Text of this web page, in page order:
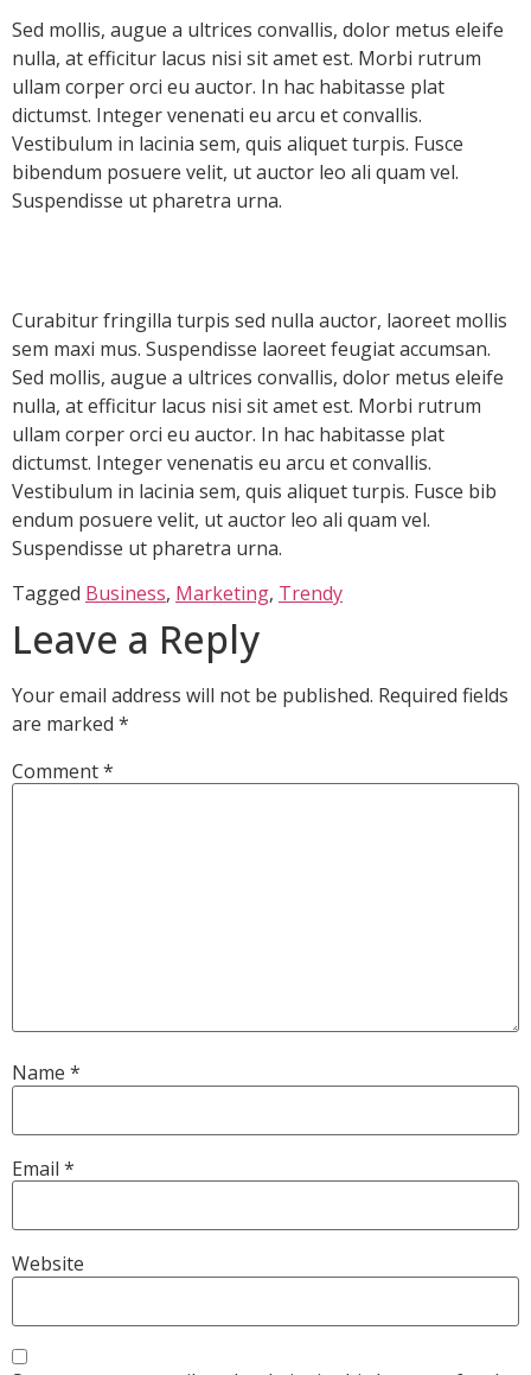
Sed mollis, augue a ultrices convallis, dolor metus eleife
nulla, at efficitur lacus nisi sit amet est. Morbi rutrum
ullam corper orci eu auctor. In hac habitasse plat
dictumst. Integer venenati eu arcu et convallis.
Vestibulum in lacinia sem, quis aliquet turpis. Fusce
bibendum posuere velit, ut auctor leo ali quam vel.
Suspendisse ut pharetra urna.
Curabitur fringilla turpis sed nulla auctor, laoreet mollis
sem maxi mus. Suspendisse laoreet feugiat accumsan.
Sed mollis, augue a ultrices convallis, dolor metus eleife
nulla, at efficitur lacus nisi sit amet est. Morbi rutrum
ullam corper orci eu auctor. In hac habitasse plat
dictumst. Integer venenatis eu arcu et convallis.
Vestibulum in lacinia sem, quis aliquet turpis. Fusce bib
endum posuere velit, ut auctor leo ali quam vel.
Suspendisse ut pharetra urna.
Tagged Business, Marketing, Trendy
Leave a Reply
Your email address will not be published. Required fields
are marked *
Comment*
Name *
Email *
Website